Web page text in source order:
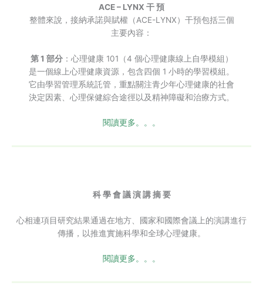
ACE – LYNX 干 預
整體來說，接納承諾與賦權（ACE-LYNX）干預包括三個
主要內容：
第 1 部分：心理健康 101（4 個心理健康線上自學模組）
是一個線上心理健康資源，包含四個 1 小時的學習模組。
它由學習管理系統託管，重點關注青少年心理健康的社會
決定因素、心理保健綜合途徑以及精神障礙和治療方式。
閱讀更多。。。
科 學 會 議 演 講 摘 要
心相連項目研究結果通過在地方、國家和國際會議上的演講進行
傳播，以推進實施科學和全球心理健康。
閱讀更多。。。